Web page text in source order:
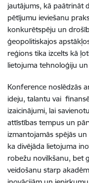
jautājums, kā paātrināt
pētījumu ieviešanu
konkurētspēju un
ģeopolitiskajos
reģions tika izcelts kā
lietojuma tehnoloģiju
Konference noslēdzās
ideju, talantu vai
izaicinājumi, lai
attīstības tempus un
izmantojamās spējās
ka divējāda lietojuma
robežu novilkšanu, bet
veidošanu starp